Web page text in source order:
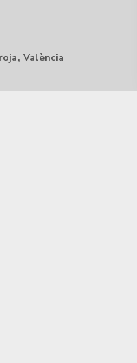
València